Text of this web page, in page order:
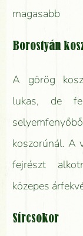
magasabb
Borostyán
A görög
lukas, de
koszorúnál. A
fejrészt
közepes
Sírcsokor